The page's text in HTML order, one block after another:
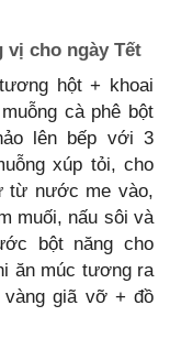
vị cho ngày Tết
hột + khoai
cà phê bột
lên bếp với 3
xúp tỏi, cho
từ nước me vào,
muối, nấu sôi và
bột năng cho
ăn múc tương ra
vàng giã vỡ + đồ